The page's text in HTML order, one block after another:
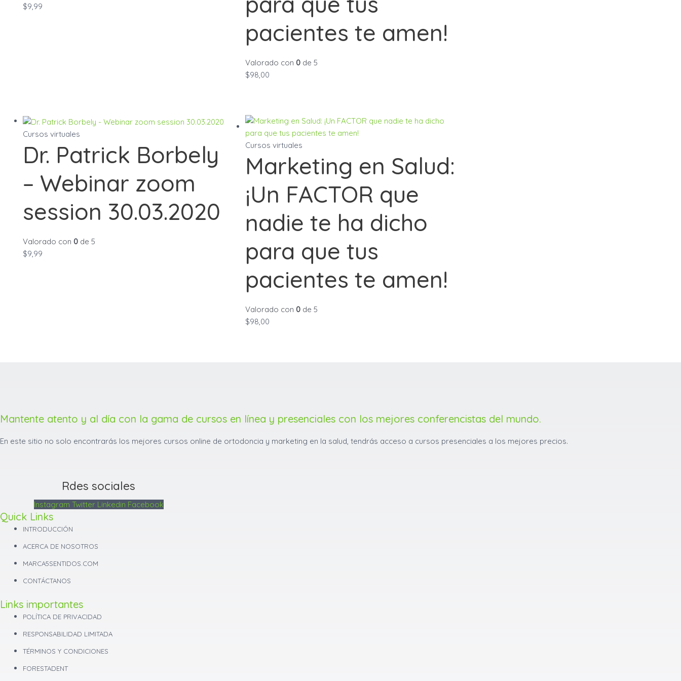
$9,99
pacientes te amen!
Valorado con 0de 5
$98,00
Cursos virtuales
Dr. Patrick Borbely
– Webinar zoom
session 30.03.2020
Valorado con 0 de 5
$9,99
Cursos virtuales
Marketing en Salud:
¡Un FACTOR que
nadie te ha dicho
para que tus
pacientes te amen!
Valorado con 0de 5
$98,00
Mantente atento y al día con la gama de cursos en línea y presenciales con los mejores conferencistas del mundo.
En este sitio no solo encontrarás los mejores cursos online de ortodoncia y marketing en la salud, tendrás acceso a cursos presenciales a los mejores precios.
Rdes sociales
Instagram Twitter Linkedin Facebook
Quick Links
INTRODUCCIÓN
ACERCA DE NOSOTROS
MARCA5SENTIDOS.COM
CONTÁCTANOS
Links importantes
POLÍTICA DE PRIVACIDAD
RESPONSABILIDAD LIMITADA
TÉRMINOS Y CONDICIONES
FORESTADENT